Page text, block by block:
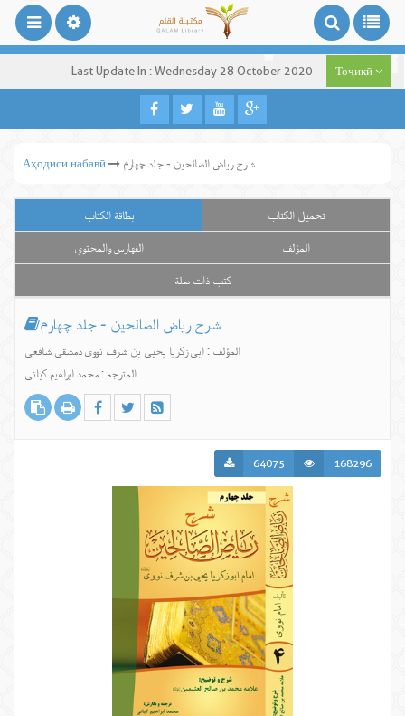
Last Update In : Wednesday 28 October 2020 Тоҷикӣ
Аҳодиси набавӣ شرح ریاض الصالحین - جلد چهارم
بطاقة الكتاب تحميل الكتاب
الفهارس والمحتوي المؤلف
كتب ذات صلة
شرح ریاض الصالحین - جلد چهارم
المؤلف : ابی زکریا یحیی بن شرف نووی دمشقی شافعی
المترجم : محمد ابراهیم کیانی
64075 168296